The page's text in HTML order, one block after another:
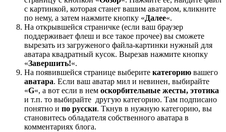
с картинкой, которая станет вашим аватаром, кликните
по нему, а затем нажмите кнопку «Далее«.
На открывшейся страничке (если ваш браузер
поддерживает флеш и все такое прочее) вы сможете
вырезать из загруженого файла-картинки нужный для
аватара квадратный кусок. Вырезав нажмите кнопку
«Завершить!«.
На появившейся странице выберите категорию вашего
аватара. Если ваш аватар мил и невинен, выбирайте
«G«, а вот если в нем оскорбительные жесты, этотика
и т.п. то выбирайте другую категорию. Там подписано
понятно и по русски. Ткнув в нужную категорию, вы
становитесь обладателя собственного аватара в
комментариях блога.